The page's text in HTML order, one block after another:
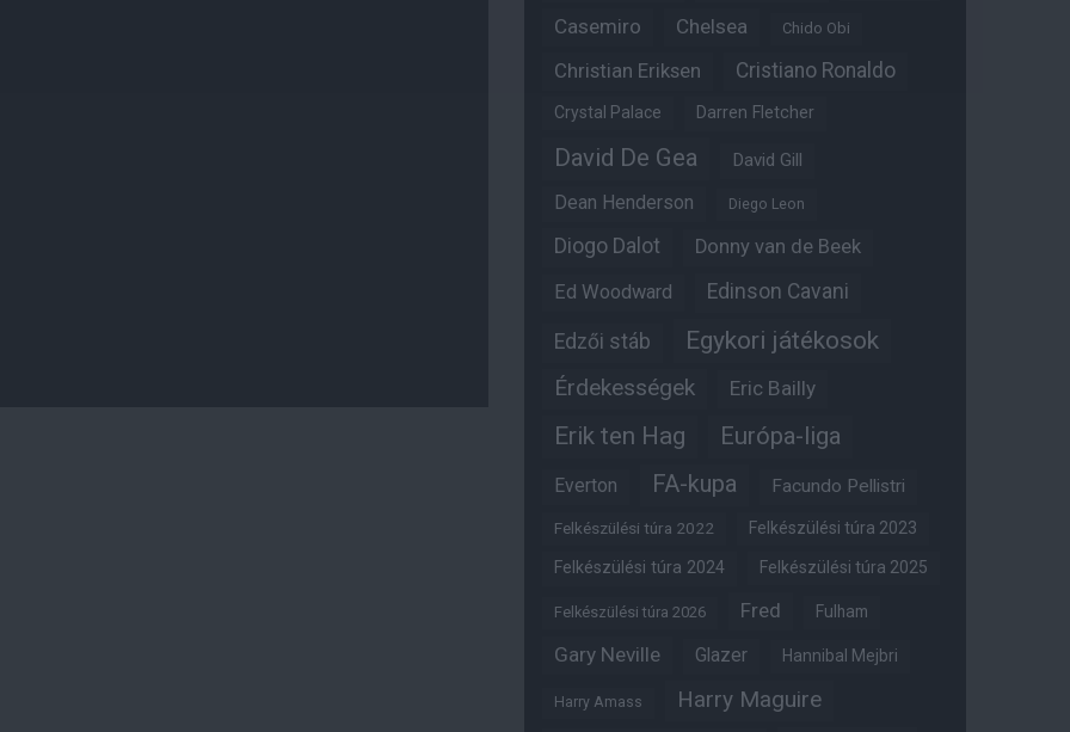
Casemiro Chelsea Chido Obi
Christian Eriksen Cristiano Ronaldo
Crystal Palace Darren Fletcher
David De Gea David Gill
Dean Henderson Diego Leon
Diogo Dalot
Donny van de Beek
Ed Woodward
Edinson Cavani
Edzői stáb Egykori játékosok
Érdekességek Eric Bailly
Erik ten Hag Európa-liga
Everton FA-kupa Facundo Pellistri
Felkészülési túra 2022 Felkészülési túra 2023
Felkészülési túra 2024 Felkészülési túra 2025
Felkészülési túra 2026 Fred Fulham
Gary Neville Glazer Hannibal Mejbri
Harry Amass Harry Maguire